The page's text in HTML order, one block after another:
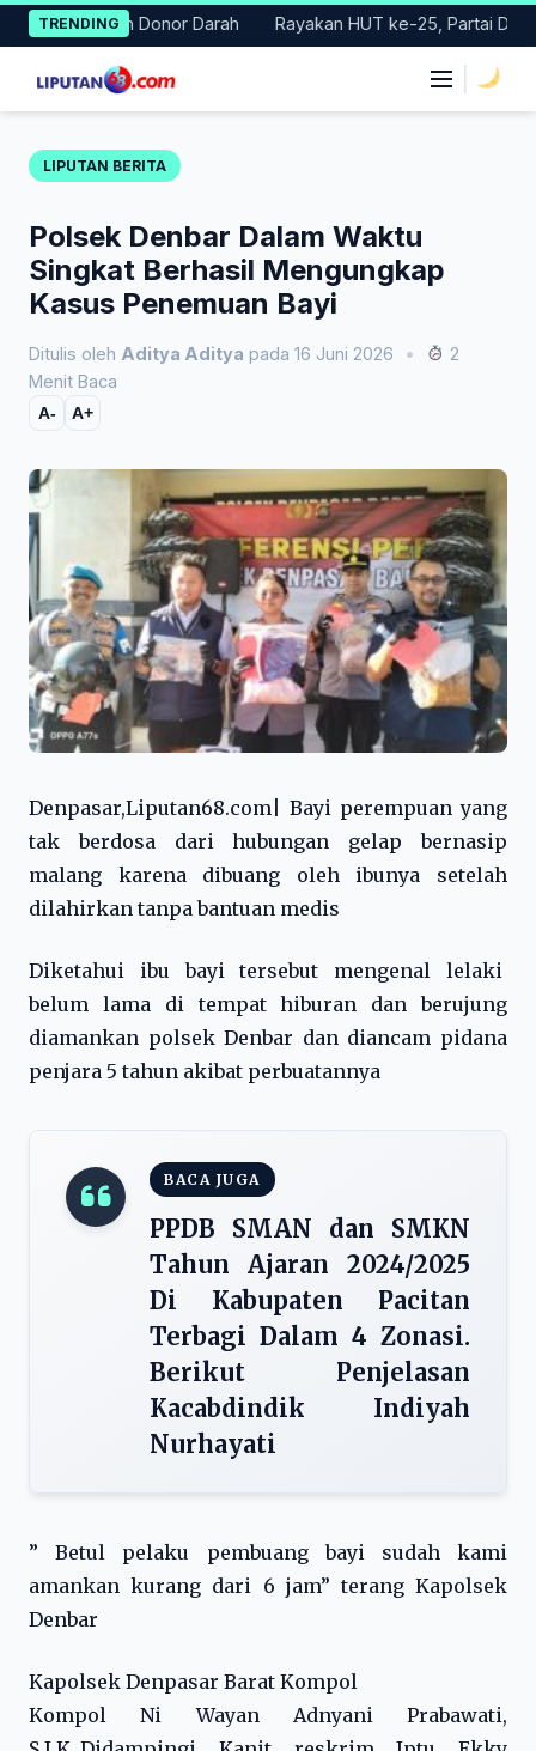
Skip
to
content
TRENDING
Donor Darah Rayakan HUT ke-25, Partai Demokrat
LIPUTAN BERITA
Polsek Denbar Dalam Waktu
Singkat Berhasil Mengungkap
Kasus Penemuan Bayi
Ditulis oleh Aditya Aditya pada 16 Juni 2026 •
2
Menit Baca
A- A+
Denpasar,Liputan68.com| Bayi perempuan yang
tak berdosa dari hubungan gelap bernasip
malang karena dibuang oleh ibunya setelah
dilahirkan tanpa bantuan medis
Diketahui ibu bayi tersebut mengenal lelaki
belum lama di tempat hiburan dan berujung
diamankan polsek Denbar dan diancam pidana
penjara 5 tahun akibat perbuatannya
BACA JUGA
PPDB SMAN dan SMKN
Tahun Ajaran 2024/2025
Di Kabupaten Pacitan
Terbagi Dalam 4 Zonasi.
Berikut Penjelasan
Kacabdindik Indiyah
Nurhayati
” Betul pelaku pembuang bayi sudah kami
amankan kurang dari 6 jam” terang Kapolsek
Denbar
Kapolsek Denpasar Barat Kompol
Kompol Ni Wayan Adnyani Prabawati,